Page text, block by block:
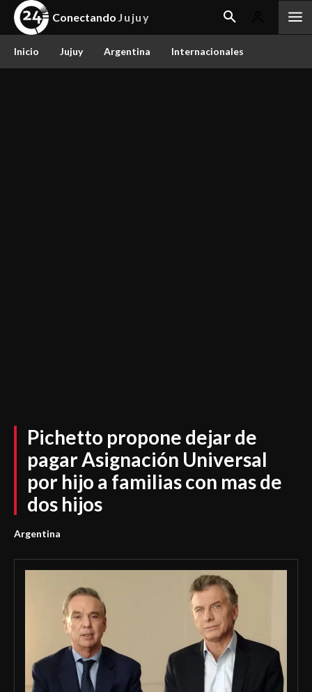
Conectando Jujuy
Inicio Jujuy Argentina Internacionales
Pichetto propone dejar de
pagar Asignación Universal
por hijo a familias con mas de
dos hijos
Argentina